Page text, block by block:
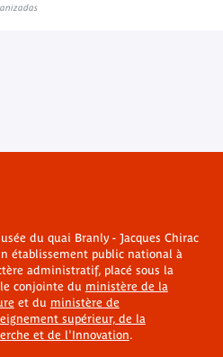
du quai Branly - Jacques Chirac
établissement public national à
administratif, placé sous la
conjointe du ministère de la
et du ministère de
supérieur, de la
et de l'Innovation.